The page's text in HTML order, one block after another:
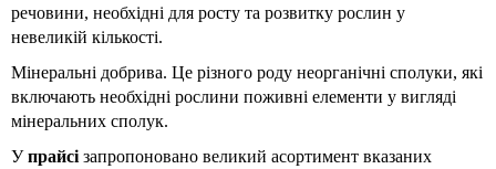
речовини, необхідні для росту та розвитку рослин у
невеликій кількості.
Мінеральні добрива. Це різного роду неорганічні сполуки, які
включають необхідні рослини поживні елементи у вигляді
мінеральних сполук.
У прайсі запропоновано великий асортимент вказаних